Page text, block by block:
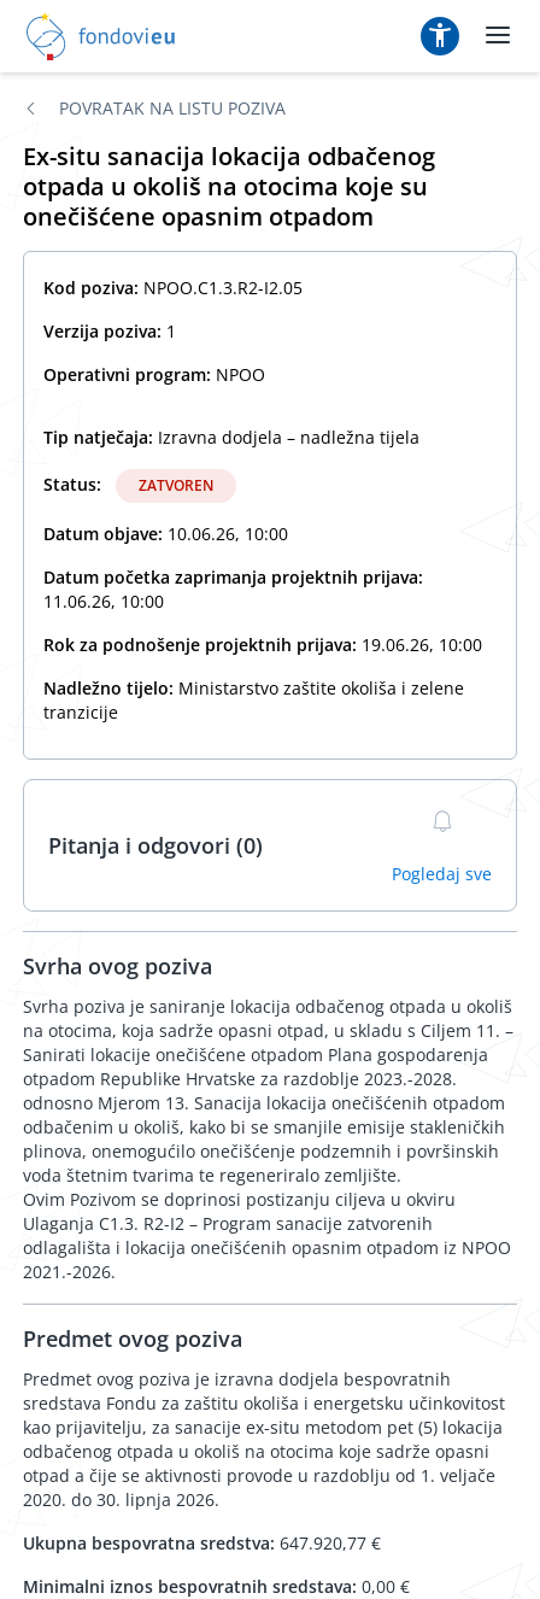
POVRATAK NA LISTU POZIVA
Ex-situ sanacija lokacija odbačenog
otpada u okoliš na otocima koje su
onečišćene opasnim otpadom
Kod poziva: NPOO.C1.3.R2-I2.05
Verzija poziva: 1
Operativni program: NPOO
Tip natječaja: Izravna dodjela – nadležna tijela
Status: ZATVOREN
Datum objave: 10.06.26, 10:00
Datum početka zaprimanja projektnih prijava:
11.06.26, 10:00
Rok za podnošenje projektnih prijava: 19.06.26, 10:00
Nadležno tijelo: Ministarstvo zaštite okoliša i zelene
tranzicije
Pitanja i odgovori (0)
Pogledaj sve
Svrha ovog poziva
Svrha poziva je saniranje lokacija odbačenog otpada u okoliš
na otocima, koja sadrže opasni otpad, u skladu s Ciljem 11. –
Sanirati lokacije onečišćene otpadom Plana gospodarenja
otpadom Republike Hrvatske za razdoblje 2023.-2028.
odnosno Mjerom 13. Sanacija lokacija onečišćenih otpadom
odbačenim u okoliš, kako bi se smanjile emisije stakleničkih
plinova, onemogućilo onečišćenje podzemnih i površinskih
voda štetnim tvarima te regeneriralo zemljište.
Ovim Pozivom se doprinosi postizanju ciljeva u okviru
Ulaganja C1.3. R2-I2 – Program sanacije zatvorenih
odlagališta i lokacija onečišćenih opasnim otpadom iz NPOO
2021.-2026.
Predmet ovog poziva
Predmet ovog poziva je izravna dodjela bespovratnih
sredstava Fondu za zaštitu okoliša i energetsku učinkovitost
kao prijavitelju, za sanacije ex-situ metodom pet (5) lokacija
odbačenog otpada u okoliš na otocima koje sadrže opasni
otpad a čije se aktivnosti provode u razdoblju od 1. veljače
2020. do 30. lipnja 2026.
Ukupna bespovratna sredstva: 647.920,77 €
Minimalni iznos bespovratnih sredstava: 0,00 €